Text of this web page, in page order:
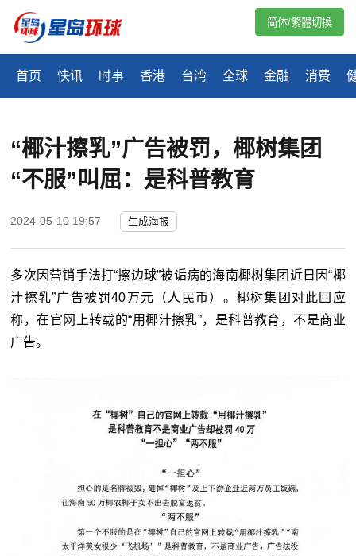
首页 快讯 时事 香港 台湾 全球 金融 消费
简体/繁體切換
“椰汁擦乳”广告被罚，椰树集团
“不服”叫屈：是科普教育
2024-05-10 19:57 生成海报
多次因营销手法打“擦边球”被诟病的海南椰树集团近日因“椰
汁擦乳”广告被罚40万元（人民币）。椰树集团对此回应
称，在官网上转载的“用椰汁擦乳”，是科普教育，不是商业
广告。